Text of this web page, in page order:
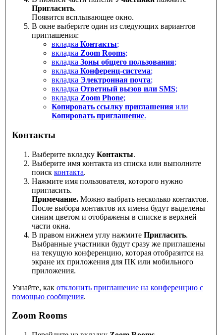
Пригласить.
Появится всплывающее окно.
В окне выберите один из следующих вариантов
приглашения:
вкладка Контакты;
вкладка Zoom Rooms;
вкладка Зоны общего пользования;
вкладка Конференц-система;
вкладка Электронная почта;
вкладка Ответный вызов или SMS;
вкладка Zoom Phone;
Копировать ссылку приглашения или
Копировать приглашение.
Контакты
Выберите вкладку Контакты.
Выберите имя контакта из списка или выполните
поиск контакта.
Нажмите имя пользователя, которого нужно
пригласить.
Примечание. Можно выбрать несколько контактов.
После выбора контактов их имена будут выделены
синим цветом и отображены в списке в верхней
части окна.
В правом нижнем углу нажмите Пригласить.
Выбранные участники будут сразу же приглашены
на текущую конференцию, которая отобразится на
экране их приложения для ПК или мобильного
приложения.
Узнайте, как отклонить приглашение на конференцию с
помощью сообщения.
Zoom Rooms